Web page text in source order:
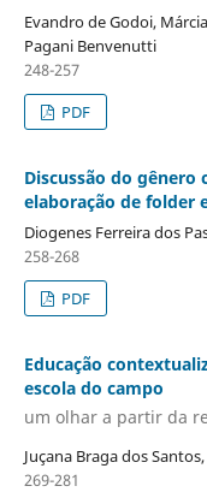
Evandro de Godoi,
Pagani Benvenutti
248-257
PDF
Discussão do
elaboração de folder
Diogenes Ferreira dos
258-268
PDF
Educação
escola do campo
um olhar a partir da
Juçana Braga dos
269-281